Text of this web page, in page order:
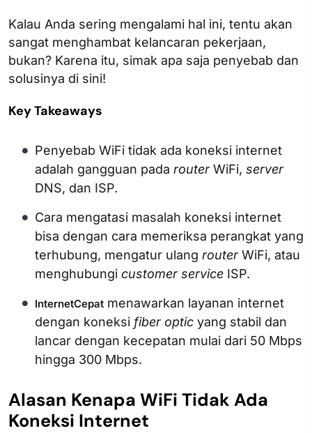
Kalau Anda sering mengalami hal ini, tentu akan
sangat menghambat kelancaran pekerjaan,
bukan? Karena itu, simak apa saja penyebab dan
solusinya di sini!
Key Takeaways
Penyebab WiFi tidak ada koneksi internet
adalah gangguan pada routerWiFi, server
DNS, dan ISP.
Cara mengatasi masalah koneksi internet
bisa dengan cara memeriksa perangkat yang
terhubung, mengatur ulang routerWiFi, atau
menghubungi customer service ISP.
InternetCepat menawarkan layanan internet
dengan koneksi fiber optic yang stabil dan
lancar dengan kecepatan mulai dari 50 Mbps
hingga 300 Mbps.
Alasan Kenapa WiFi Tidak Ada
Koneksi Internet